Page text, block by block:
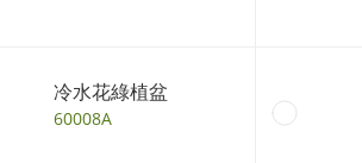
冷水花綠植盆
60008A